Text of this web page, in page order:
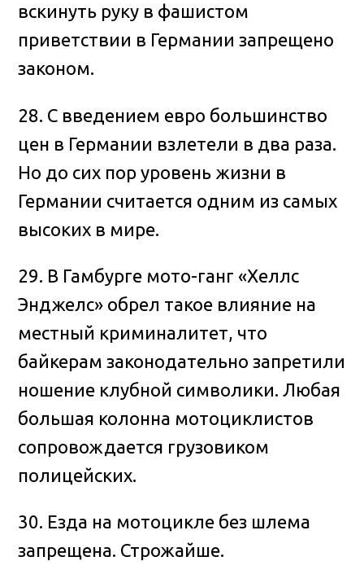
вскинуть руку в фашистом
приветствии в Германии запрещено
законом.
28. С введением евро большинство
цен в Германии взлетели в два раза.
Но до сих пор уровень жизни в
Германии считается одним из самых
высоких в мире.
29. В Гамбурге мото-ганг «Хеллс
Энджелс» обрел такое влияние на
местный криминалитет, что
байкерам законодательно запретили
ношение клубной символики. Любая
большая колонна мотоциклистов
сопровождается грузовиком
полицейских.
30. Езда на мотоцикле без шлема
запрещена. Строжайше.